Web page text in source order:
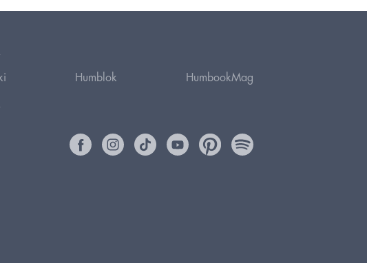
Humblok HumbookMag